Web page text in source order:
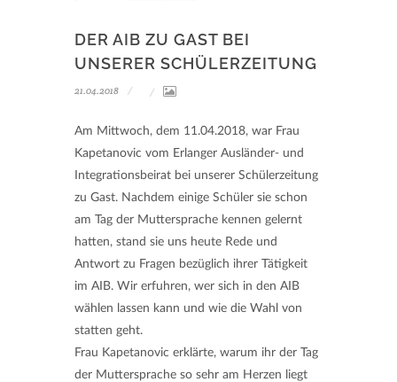
DER AIB ZU GAST BEI
UNSERER SCHÜLERZEITUNG
21.04.2018
Am Mittwoch, dem 11.04.2018, war Frau
Kapetanovic vom Erlanger Ausländer- und
Integrationsbeirat bei unserer Schülerzeitung
zu Gast. Nachdem einige Schüler sie schon
am Tag der Muttersprache kennen gelernt
hatten, stand sie uns heute Rede und
Antwort zu Fragen bezüglich ihrer Tätigkeit
im AIB. Wir erfuhren, wer sich in den AIB
wählen lassen kann und wie die Wahl von
statten geht.
Frau Kapetanovic erklärte, warum ihr der Tag
der Muttersprache so sehr am Herzen liegt